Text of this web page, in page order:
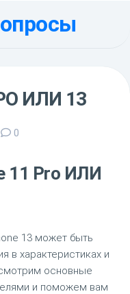
ИЛИ 13
0
11 Pro ИЛИ
13 может быть
в характеристиках и
основные
и поможем вам